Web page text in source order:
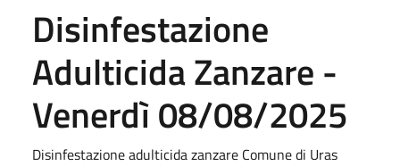
Disinfestazione
Adulticida Zanzare -
Venerdì 08/08/2025
Disinfestazione adulticida zanzare Comune di Uras